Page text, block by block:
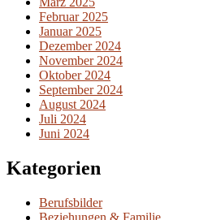
Februar 2025
Januar 2025
Dezember 2024
November 2024
Oktober 2024
September 2024
August 2024
Juli 2024
Juni 2024
Kategorien
Berufsbilder
Beziehungen & Familie